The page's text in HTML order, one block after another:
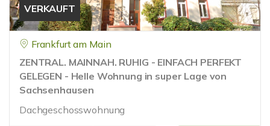
VERKAUFT
Frankfurt am Main
ZENTRAL. MAINNAH. RUHIG - EINFACH PERFEKT
GELEGEN - Helle Wohnung in super Lage von
Sachsenhausen
Dachgeschosswohnung